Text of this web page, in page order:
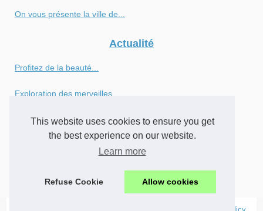
This website uses cookies to ensure you get
the best experience on our website.
Learn more
Refuse Cookie Allow cookies
On vous présente la ville de...
Actualité
Profitez de la beauté...
Exploration des merveilles...
Explorer Sanguinet pendant...
Vie locale